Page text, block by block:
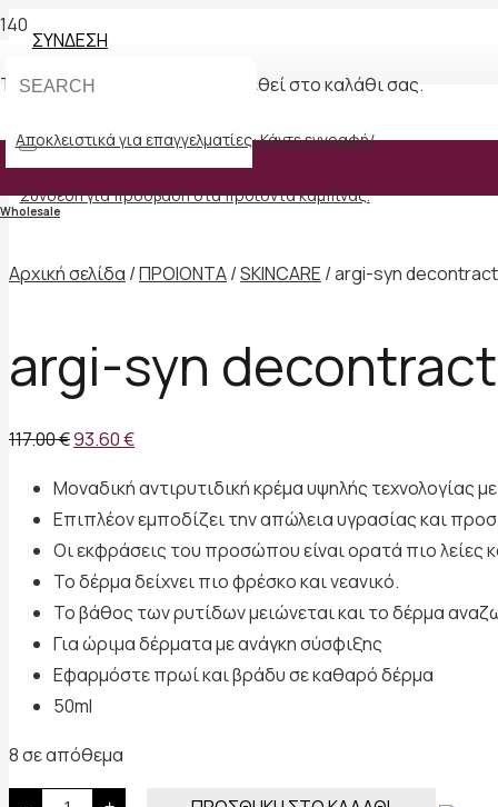
ΣΥΝΔΕΣΗ
Το προϊόνΠροϊόν έχει προστεθεί στο καλάθι σας.
Αποκλειστικά για επαγγελματίες: Κάντε εγγραφή/
Σύνδεση για πρόσβαση στα προϊόντα καμπίνας.
Wholesale
Αρχική σελίδα /ΠΡΟΙΟΝΤΑ/SKINCARE / argi-syn
argi-syn
117.00€Original
was:
117.00 €.
93.60€Η
τιμή
είναι:
93.60 €.
Μοναδική αντιρυτιδική κρέμα υψηλής τεχνολογίας
Επιπλέον εμποδίζει την απώλεια υγρασίας και
Οι εκφράσεις του προσώπου είναι ορατά πιο λείες
Το δέρμα δείχνει πιο φρέσκο και νεανικό.
Το βάθος των ρυτίδων μειώνεται και το δέρμα
Για ώριμα δέρματα με ανάγκη σύσφιξης
Εφαρμόστε πρωί και βράδυ σε καθαρό δέρμα
50ml
8 σε απόθεμα
argi-